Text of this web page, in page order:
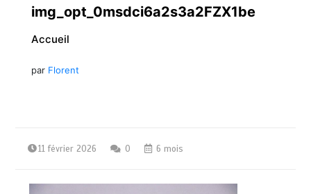
img_opt_0msdci6a2s3a2FZX1be
Accueil
par Florent
11 février 2026 0 6 mois